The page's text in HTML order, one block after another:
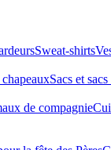
Sweat-shirts
Sacs et
de compagnie